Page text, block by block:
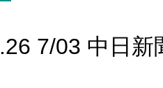
7/03 中日